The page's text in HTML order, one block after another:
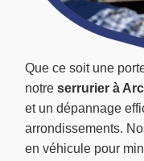
Que ce soit une
notre serrurier à
et un dépannage
arrondissements.
en véhicule pour